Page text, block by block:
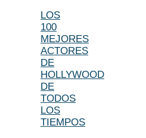
LOS
100
MEJORES
ACTORES
DE
HOLLYWOOD
DE
TODOS
LOS
TIEMPOS